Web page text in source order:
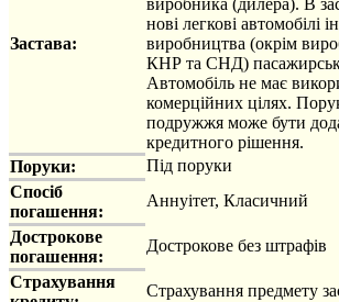
Застава:
нові легкові автомобілі
виробництва (окрім
КНР та СНД)
Автомобіль не має
комерційних цілях.
подружжя може бути
кредитного рішення.
Поруки:
Під поруки
Спосіб
погашення:
Aннуітет, Класичний
Дострокове
погашення:
Дострокове без штрафів
Страхування
Страхування предмету